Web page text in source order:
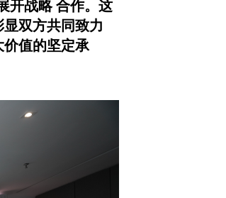
开战略 合作。这
双方共同致力
值的坚定承